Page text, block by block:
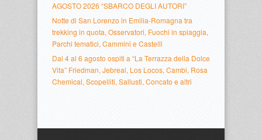
AGOSTO 2026 “SBARCO DEGLI AUTORI”
Notte di San Lorenzo in Emilia-Romagna tra
trekking in quota, Osservatori, Fuochi in spiaggia,
Parchi tematici, Cammini e Castelli
Dal 4 al 6 agosto ospiti a “La Terrazza della Dolce
Vita” Friedman, Jebreal, Los Locos, Cambi, Rosa
Chemical, Scopelliti, Sallusti, Concato e altri